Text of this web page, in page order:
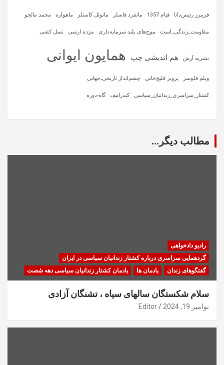
فریبرز رئیس‌دانا قیام 1357 مانفرد فاسلر مانوئل کاستلز ماهواره‌ محمد مالجو
مقاومت_زندگی_است موج‌های بلند سرمایه‌داری مژده ارسی نسل کشی
نشریه آرش هم اندیشی چپ همایون ایوانی
ویلم فلوسر پرویز قلیچ‌خانی چشم‌انداز تاریخی‌ـ‌جهانی
کشتار_سراسری_زندانیان_سیاسی کندراتیف گاه-دوره
مطالب دیگر...
رادیو دادخواهی
گردهمایی سراسری درباره کشتار زندانیان سیاسی در ایران
گفتگوهای زندان
یادمان ها یادمان کشتار زندانیان سیاسی دهه شصت
سلام شکستگان سالهای سیاه ، تشنگان آزادی
نوامبر 19, 2024 Editor